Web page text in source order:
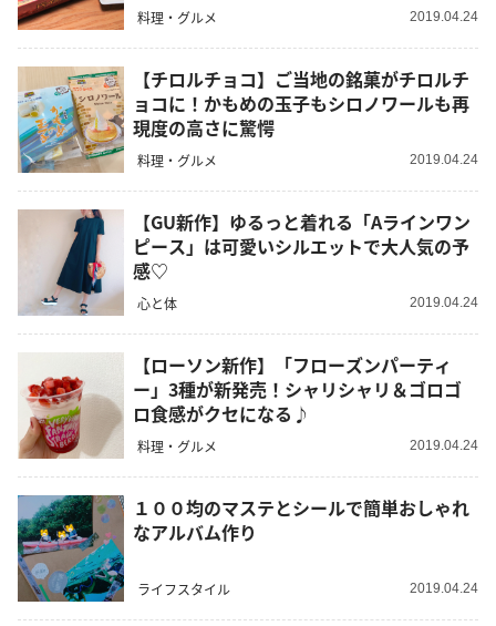
料理・グルメ 2019.04.24
【チロルチョコ】ご当地の銘菓がチロルチ
ョコに！かもめの玉子もシロノワールも再
現度の高さに驚愕
料理・グルメ 2019.04.24
【GU新作】ゆるっと着れる「Aラインワン
ピース」は可愛いシルエットで大人気の予
感♡
心と体 2019.04.24
【ローソン新作】「フローズンパーティ
ー」3種が新発売！シャリシャリ＆ゴロゴ
ロ食感がクセになる♪
料理・グルメ 2019.04.24
１００均のマステとシールで簡単おしゃれ
なアルバム作り
ライフスタイル 2019.04.24